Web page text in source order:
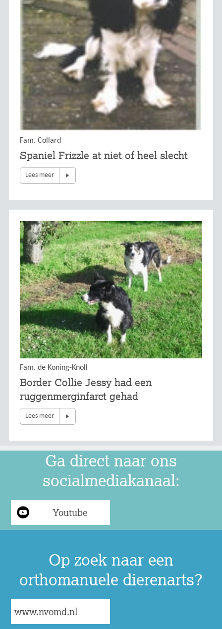
Fam. Collard
Spaniel Frizzle at niet of heel slecht
Lees meer
Fam. de Koning-Knoll
Border Collie Jessy had een
ruggenmerginfarct gehad
Lees meer
Ga direct naar ons
socialmediakanaal:
Youtube
Op zoek naar een
orthomanuele dierenarts?
www.nvomd.nl